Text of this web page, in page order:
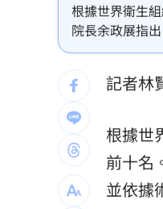
瘦瘦針
田路路
王品牛
根據世界衛生
院長余政展指
然過去多將「
後復發，顯示
記者林
根據世
前十名
並依據